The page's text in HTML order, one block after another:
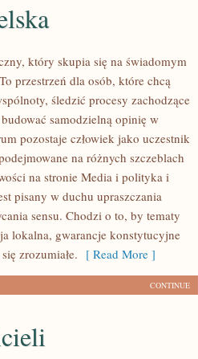
który skupia się na świadomym
przestrzeń dla osób, które chcą
śledzić procesy zachodzące
samodzielną opinię w
pozostaje człowiek jako uczestnik
na różnych szczeblach
na stronie Media i polityka i
pisany w duchu upraszczania
sensu. Chodzi o to, by tematy
lokalna, gwarancje konstytucyjne
zrozumiałe. [ Read More ]
CONTINUE